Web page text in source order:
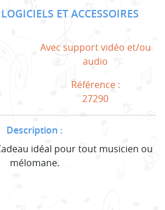
ET ACCESSOIRES
Avec support vidéo et/ou
audio
Référence :
27290
Description :
idéal pour tout musicien ou
mélomane.